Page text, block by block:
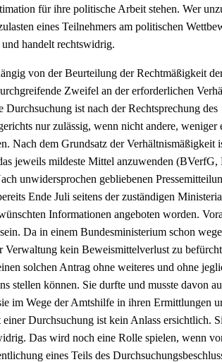
für ihre politische Arbeit stehen. Wer
eines Teilnehmers am politischen
handelt rechtswidrig.
von der Beurteilung der Rechtmäßigkeit
Zweifel an der erforderlichen
Durchsuchung ist nach der Rechtsprechung des
nur zulässig, wenn nicht andere, weniger
Nach dem Grundsatz der Verhältnismäßigkeit
jeweils mildeste Mittel anzuwenden
unwidersprochen gebliebenen
Ende Juli seitens der zuständigen
Informationen angeboten worden.
Da in einem Bundesministerium schon
Verwaltung kein Beweismittelverlust zu
solchen Antrag ohne weiteres und ohne
stellen können. Sie durfte und musste davon
im Wege der Amtshilfe in ihren Ermittlungen
einer Durchsuchung ist kein Anlass ersichtlich.
Das wird noch eine Rolle spielen, wenn
eines Teils des